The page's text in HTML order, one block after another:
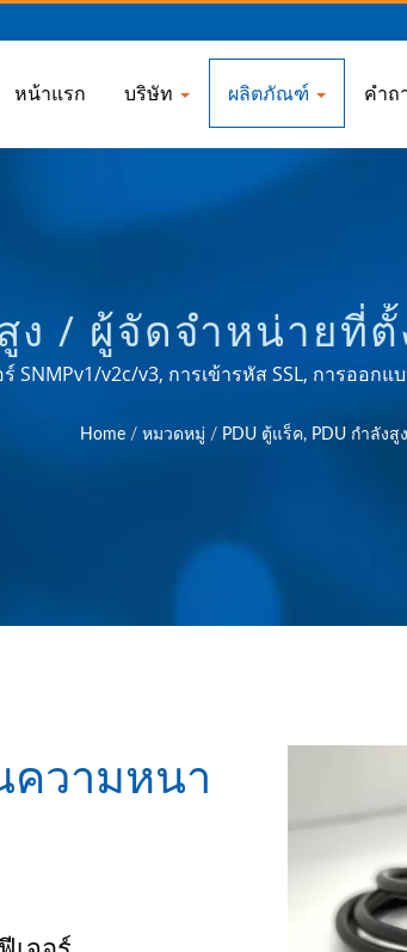
หน้าแรก บริษัท ผลิตภัณฑ์ คำถ
ง / ผู้จัดจำหน่ายที่
อะแดปเตอร์เ
MOUNT PDU |
SNMPv1/v2c/v3, การเข้ารหัส SSL, การออ
380V/400V/415V) มีให้เลือกในรูปแบบ
พร้อมสำหรับ Hotswap, และการตรวจสอบระดั
Home / หมวดหมู่ / PDU ตู้แร็ค, PDU กำลังสู
ความหนา